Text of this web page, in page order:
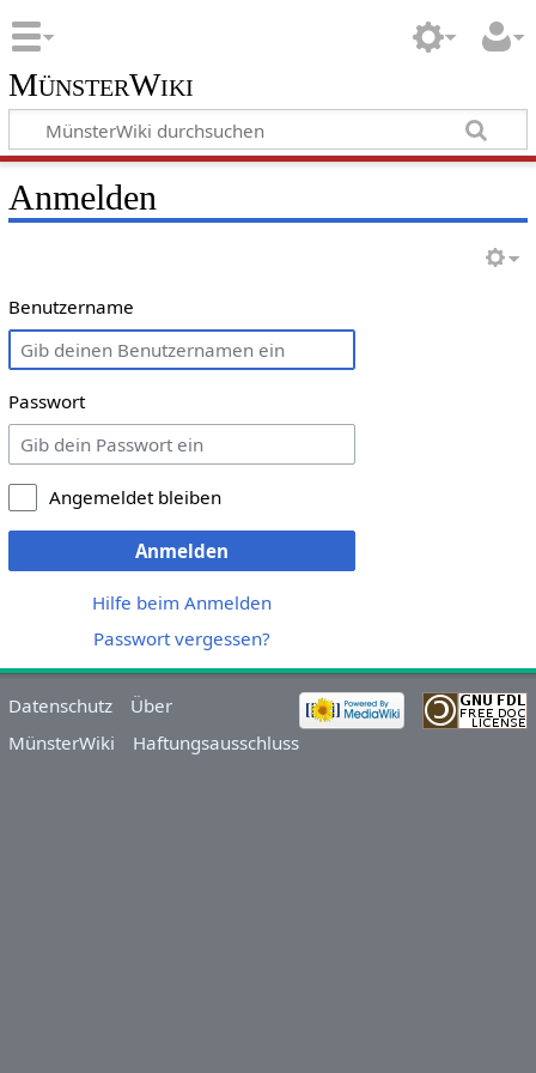
MünsterWiki
Anmelden
Benutzername
Passwort
Angemeldet bleiben
Anmelden
Hilfe beim Anmelden
Passwort vergessen?
Datenschutz
Über
MünsterWiki
Haftungsausschluss